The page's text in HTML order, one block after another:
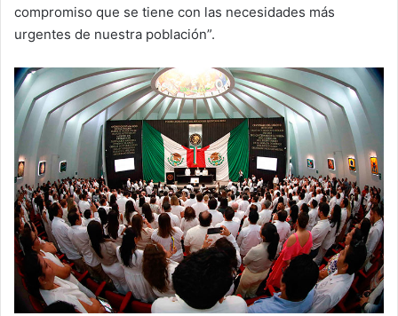
compromiso que se tiene con las necesidades más
urgentes de nuestra población”.